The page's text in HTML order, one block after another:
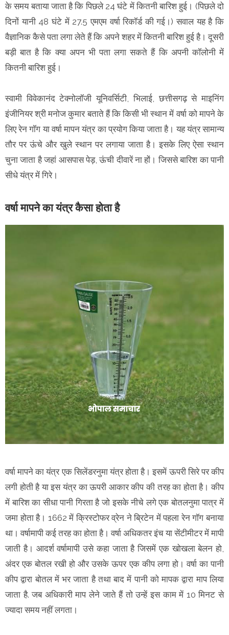
के समय बताया जाता है कि पिछले 24 घंटे में कितनी बारिश हुई। (पिछले दो
दिनों यानी 48 घंटे में 27.5 एमएम वर्षा रिकॉर्ड की गई।) सवाल यह है कि
वैज्ञानिक कैसे पता लगा लेते हैं कि अपने शहर में कितनी बारिश हुई है। दूसरी
बड़ी बात है कि क्या अपन भी पता लगा सकते हैं कि अपनी कॉलोनी में
कितनी बारिश हुई।
स्वामी विवेकानंद टेक्नोलॉजी यूनिवर्सिटी, भिलाई, छत्तीसगढ़ से माइनिंग
इंजीनियर श्री मनोज कुमार बताते हैं कि किसी भी स्थान में वर्षा को मापने के
लिए रेन गॉग या वर्षा मापन यंत्र का प्रयोग किया जाता है। यह यंत्र सामान्‍य
तौर पर ऊंचे और खुले स्थान पर लगाया जाता है। इसके लिए ऐसा स्‍थान
चुना जाता है जहां आसपास पेड़, ऊंची दीवारें ना हों। जिससे बारिश का पानी
सीधे यंत्र में गिरे।
वर्षा मापने का यंत्र कैसा होता है
वर्षा मापने का यंत्र एक सिलेंडरनुमा यंत्र होता है। इसमें ऊपरी सिरे पर कीप
लगी होती है या इस यंत्र का ऊपरी आकार कीप की तरह का होता है। कीप
में बारिश का सीधा पानी गिरता है जो इसके नीचे लगे एक बोतलनुमा पात्र में
जमा होता है। 1662 में क्रिस्टोफर व्रेन ने ब्रिटेन में पहला रेन गॉग बनाया
था। वर्षामापी कई तरह का होता है। वर्षा अधिकतर इंच या सेंटीमीटर में मापी
जाती है। आदर्श वर्षामापी उसे कहा जाता है जिसमें एक खोखला बेलन हो,
अंदर एक बोतल रखी हो और उसके ऊपर एक कीप लगा हो। वर्षा का पानी
कीप द्वारा बोतल में भर जाता है तथा बाद में पानी को मापक द्वारा माप लिया
जाता है. जब अधिकारी माप लेने जाते हैं तो उन्‍हें इस काम में 10 मिनट से
ज्‍यादा समय नहीं लगता।